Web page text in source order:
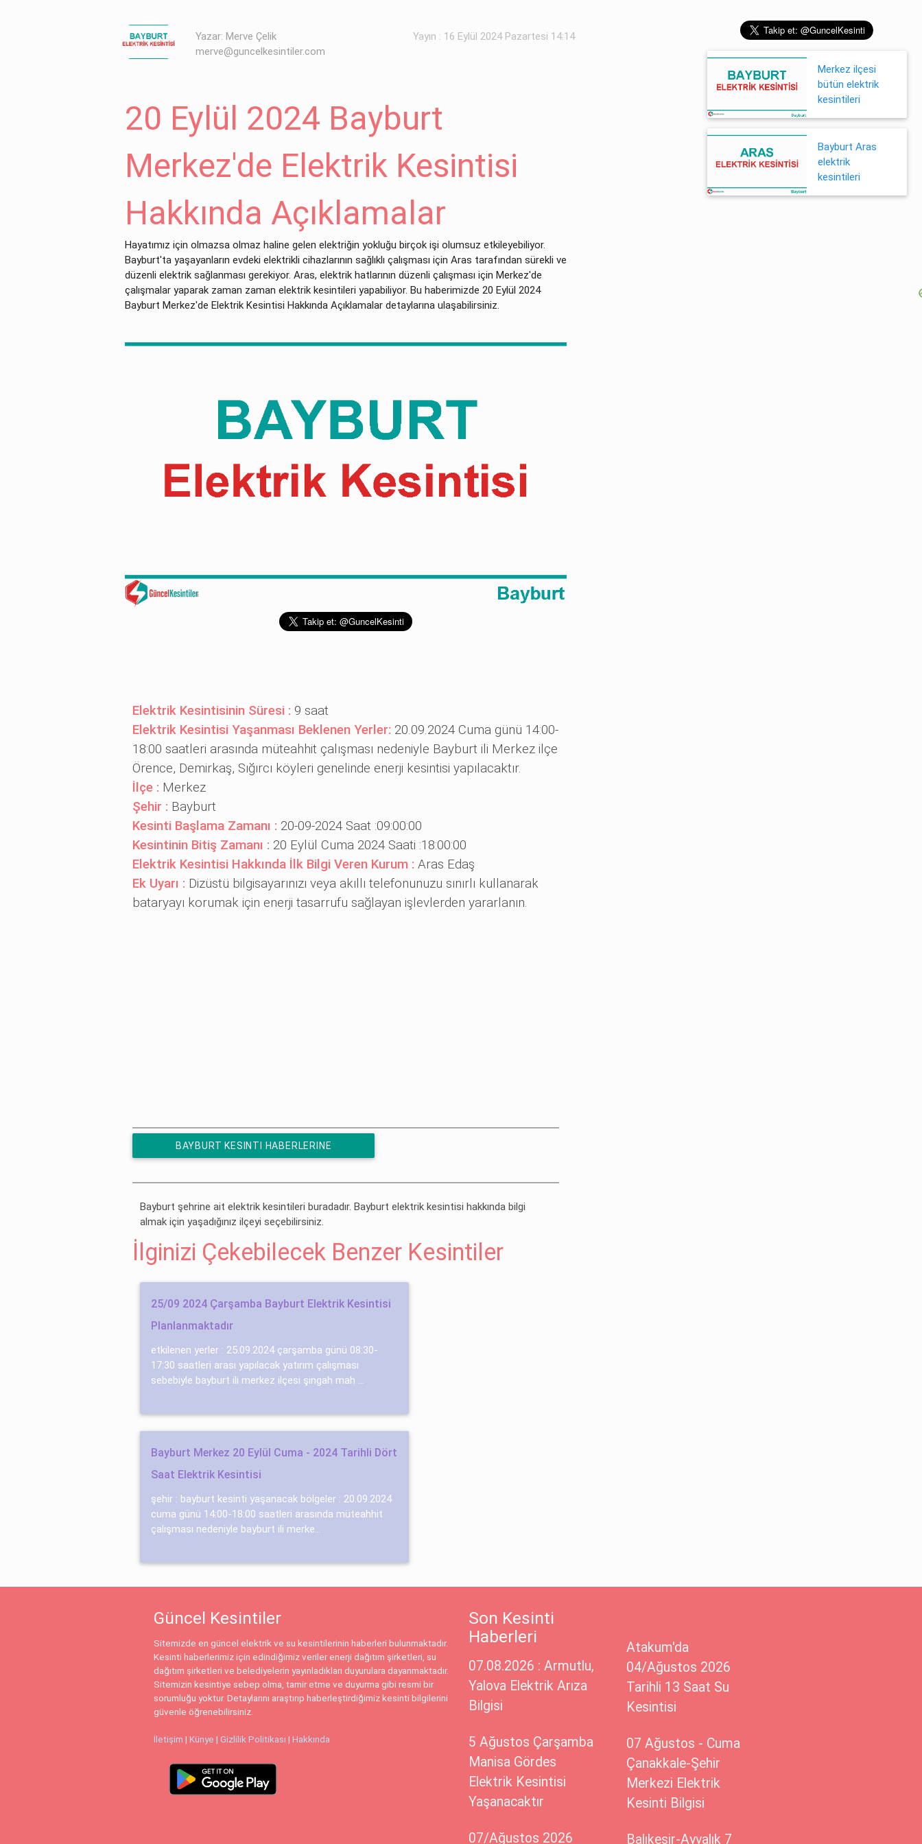
Yazar: Merve Çelik
merve@guncelkesintiler.com
Yayın : 16 Eylül 2024 Pazartesi 14:14
20 Eylül 2024 Bayburt
Merkez'de Elektrik Kesintisi
Hakkında Açıklamalar
Hayatımız için olmazsa olmaz haline gelen elektriğin yokluğu birçok işi olumsuz etkileyebiliyor.
Bayburt'ta yaşayanların evdeki elektrikli cihazlarının sağlıklı çalışması için Aras tarafından sürekli ve
düzenli elektrik sağlanması gerekiyor. Aras, elektrik hatlarının düzenli çalışması için Merkez'de
çalışmalar yaparak zaman zaman elektrik kesintileri yapabiliyor. Bu haberimizde 20 Eylül 2024
Bayburt Merkez'de Elektrik Kesintisi Hakkında Açıklamalar detaylarına ulaşabilirsiniz.
Elektrik Kesintisinin Süresi : 9 saat
Elektrik Kesintisi Yaşanması Beklenen Yerler: 20.09.2024 Cuma günü 14:00-
18:00 saatleri arasında müteahhit çalışması nedeniyle Bayburt ili Merkez ilçe
Örence, Demirkaş, Sığırcı köyleri genelinde enerji kesintisi yapılacaktır.
İlçe : Merkez
Şehir : Bayburt
Kesinti Başlama Zamanı : 20-09-2024 Saat :09:00:00
Kesintinin Bitiş Zamanı : 20 Eylül Cuma 2024 Saati :18:00:00
Elektrik Kesintisi Hakkında İlk Bilgi Veren Kurum : Aras Edaş
Ek Uyarı : Dizüstü bilgisayarınızı veya akıllı telefonunuzu sınırlı kullanarak
bataryayı korumak için enerji tasarrufu sağlayan işlevlerden yararlanın.
BAYBURT KESINTI HABERLERINE
Bayburt şehrine ait elektrik kesintileri buradadır. Bayburt elektrik kesintisi hakkında bilgi
almak için yaşadığınız ilçeyi seçebilirsiniz.
İlginizi Çekebilecek Benzer Kesintiler
25/09 2024 Çarşamba Bayburt Elektrik Kesintisi
Planlanmaktadır
etkilenen yerler : 25.09.2024 çarşamba günü 08:30-
17:30 saatleri arası yapılacak yatırım çalışması
sebebiyle bayburt ili merkez ilçesi şingah mah ...
Bayburt Merkez 20 Eylül Cuma - 2024 Tarihli Dört
Saat Elektrik Kesintisi
şehir : bayburt kesinti yaşanacak bölgeler : 20.09.2024
cuma günü 14:00-18:00 saatleri arasında müteahhit
çalışması nedeniyle bayburt ili merke...
Merkez ilçesi
bütün elektrik
kesintileri
Bayburt Aras
elektrik
kesintileri
Güncel Kesintiler
Sitemizde en güncel elektrik ve su kesintilerinin haberleri bulunmaktadır.
Kesinti haberlerimiz için edindiğimiz veriler enerji dağıtım şirketleri, su
dağıtım şirketleri ve belediyelerin yayınladıkları duyurulara dayanmaktadır.
Sitemizin kesintiye sebep olma, tamir etme ve duyurma gibi resmi bir
sorumluğu yoktur. Detaylarını araştırıp haberleştirdiğimiz kesinti bilgilerini
güvenle öğrenebilirsiniz.
İletişim |Künye |Gizlilik Politikası |Hakkında
Son Kesinti
Haberleri
07.08.2026 : Armutlu,
Yalova Elektrik Arıza
Bilgisi
5 Ağustos Çarşamba
Manisa Gördes
Elektrik Kesintisi
Yaşanacaktır
07/Ağustos 2026
Atakum'da
04/Ağustos 2026
Tarihli 13 Saat Su
Kesintisi
07 Ağustos - Cuma
Çanakkale-Şehir
Merkezi Elektrik
Kesinti Bilgisi
Balıkesir-Ayvalık 7